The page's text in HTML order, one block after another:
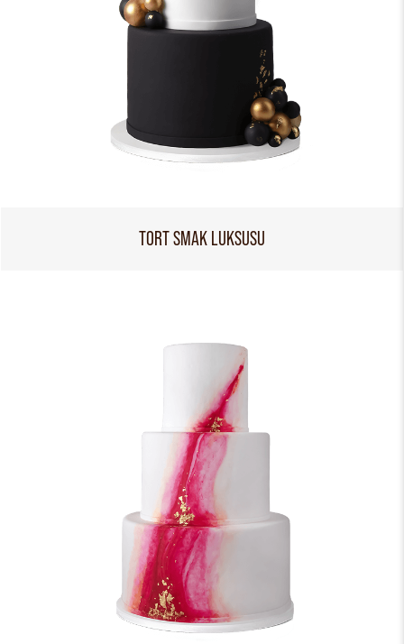
TORT SMAK LUKSUSU